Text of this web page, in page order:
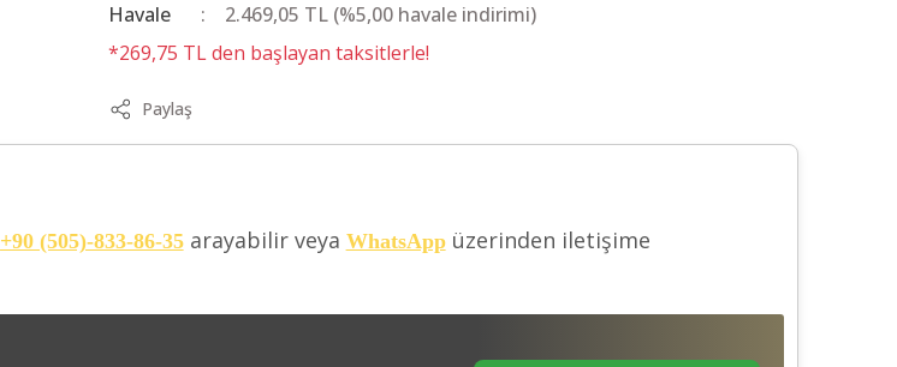
Havale
2.469,05 TL (%5,00 havale indirimi)
*269,75 TL den başlayan taksitlerle!
Paylaş
+90 (505)-833-86-35arayabilir veya WhatsAppüzerinden iletişime